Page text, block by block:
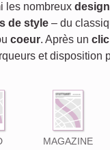
les nombreux
de style– du
coeur. Après un
et disposition
MAGAZINE